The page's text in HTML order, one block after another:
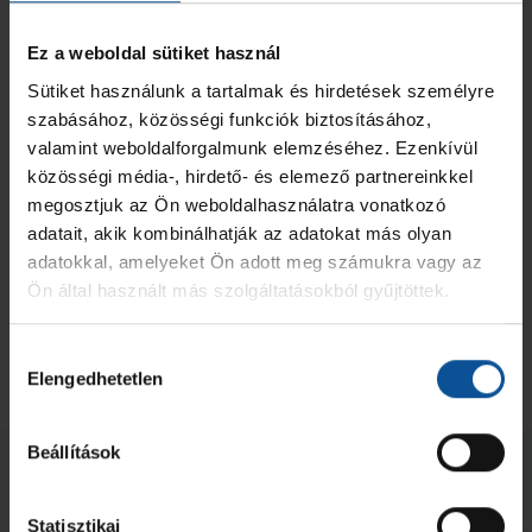
Ez a weboldal sütiket használ
Sütiket használunk a tartalmak és hirdetések személyre
szabásához, közösségi funkciók biztosításához,
valamint weboldalforgalmunk elemzéséhez. Ezenkívül
közösségi média-, hirdető- és elemező partnereinkkel
megosztjuk az Ön weboldalhasználatra vonatkozó
adatait, akik kombinálhatják az adatokat más olyan
adatokkal, amelyeket Ön adott meg számukra vagy az
Ön által használt más szolgáltatásokból gyűjtöttek.
kiválasztása
Elengedhetetlen
Beállítások
Statisztikai
Beszámoló